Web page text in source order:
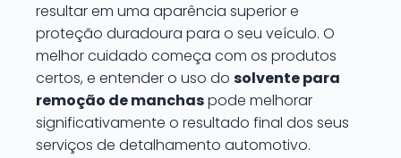
resultar em uma aparência superior e
proteção duradoura para o seu veículo. O
melhor cuidado começa com os produtos
certos, e entender o uso do solvente para
remoção de manchaspode melhorar
significativamente o resultado final dos seus
serviços de detalhamento automotivo.